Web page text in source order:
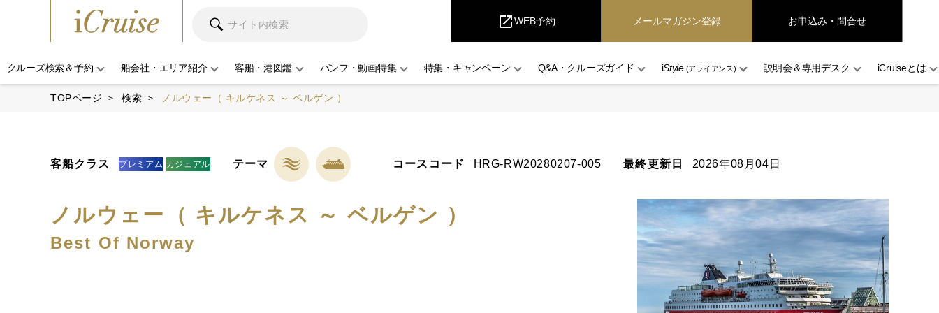
open_in_newWEB予約 メールマガジン登録 お申込み・問合せ
クルーズ検索＆予約 船会社・エリア紹介 客船・港図鑑 パンフ・動画特集 特集・キャンペーン Q&A・クルーズガイド iStyle(アライアンス) 説明会＆専用デスク iCruiseとは
TOPページ 検索 ノルウェー（ キルケネス ～ ベルゲン ）
客船クラス プレミアム カジュアル テーマ コースコード HRG-RW20280207-005 最終更新日 2026年08月04日
ノルウェー（ キルケネス ～ ベルゲン ）
Best Of Norway